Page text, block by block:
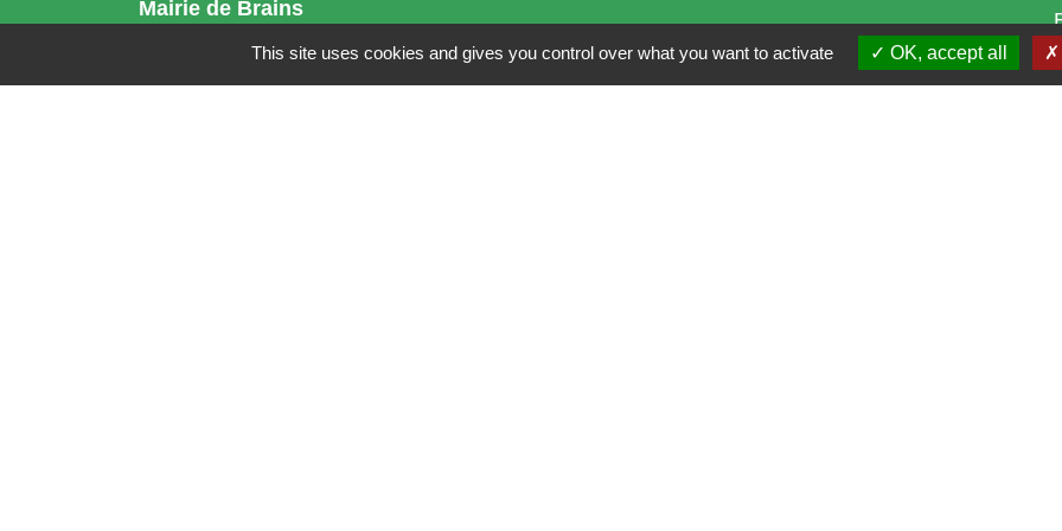
Mairie de Brains
This site uses cookies and gives you control over what you want to activate OK, accept all